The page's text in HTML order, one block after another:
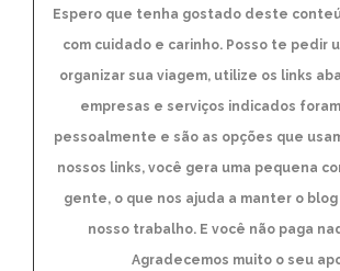
Espero que tenha gostado deste
com cuidado e carinho. Posso te pedir
organizar sua viagem, utilize os links
empresas e serviços indicados
pessoalmente e são as opções que
nossos links, você gera uma pequena
gente, o que nos ajuda a manter o
nosso trabalho. E você não paga
Agradecemos muito o seu